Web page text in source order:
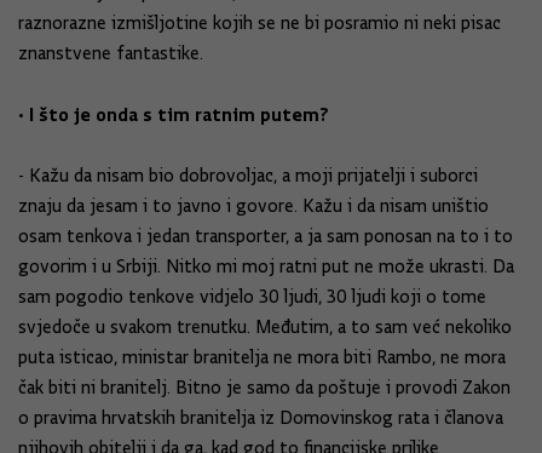
raznorazne izmišljotine kojih se ne bi posramio ni neki pisac
znanstvene fantastike.
• I što je onda s tim ratnim putem?
- Kažu da nisam bio dobrovoljac, a moji prijatelji i suborci
znaju da jesam i to javno i govore. Kažu i da nisam uništio
osam tenkova i jedan transporter, a ja sam ponosan na to i to
govorim i u Srbiji. Nitko mi moj ratni put ne može ukrasti. Da
sam pogodio tenkove vidjelo 30 ljudi, 30 ljudi koji o tome
svjedoče u svakom trenutku. Međutim, a to sam već nekoliko
puta isticao, ministar branitelja ne mora biti Rambo, ne mora
čak biti ni branitelj. Bitno je samo da poštuje i provodi Zakon
o pravima hrvatskih branitelja iz Domovinskog rata i članova
njihovih obitelji i da ga, kad god to financijske prilike